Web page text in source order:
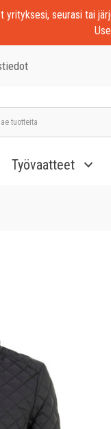
yrityksesi, seurasi tai
Työvaatteet